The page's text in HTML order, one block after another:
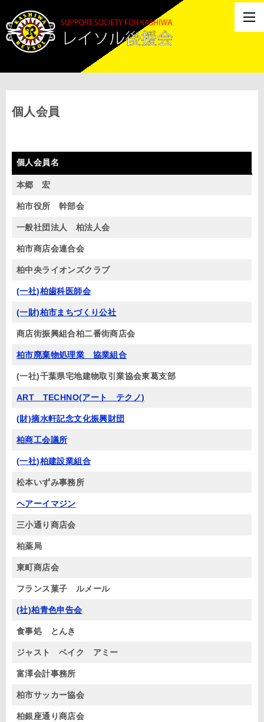
個人会員
個人会員名
本郷 宏
柏市役所 幹部会
一般社団法人 柏法人会
柏市商店会連合会
柏中央ライオンズクラブ
(一社)柏歯科医師会
(一財)柏市まちづくり公社
商店街振興組合柏二番街商店会
柏市廃棄物処理業 協業組合
(一社)千葉県宅地建物取引業協会東葛支部
ART TECHNO(アート テクノ)
(財)摘水軒記念文化振興財団
柏商工会議所
(一社)柏建設業組合
松本いずみ事務所
ヘアーイマジン
三小通り商店会
柏薬局
東町商店会
フランス菓子 ルメール
(社)柏青色申告会
食事処 とんき
ジャスト ベイク アミー
富澤会計事務所
柏市サッカー協会
柏銀座通り商店会